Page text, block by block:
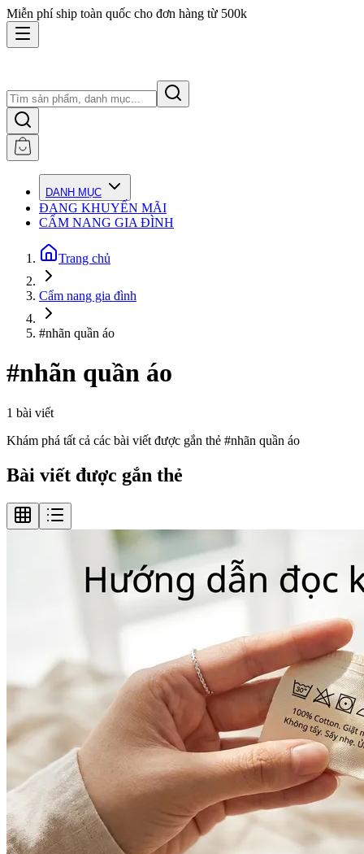
Miễn phí ship toàn quốc cho đơn hàng từ 500k
DANH MỤC
ĐANG KHUYẾN MÃI
CẨM NANG GIA ĐÌNH
Trang chủ
Cẩm nang gia đình
#nhãn quần áo
#nhãn quần áo
1 bài viết
Khám phá tất cả các bài viết được gắn thẻ #nhãn quần áo
Bài viết được gắn thẻ